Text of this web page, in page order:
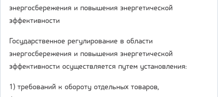
энергосбережения и повышения энергетической
эффективности
Государственное регулирование в области
энергосбережения и повышения энергетической
эффективности осуществляется путем установления:
1) требований к обороту отдельных товаров,